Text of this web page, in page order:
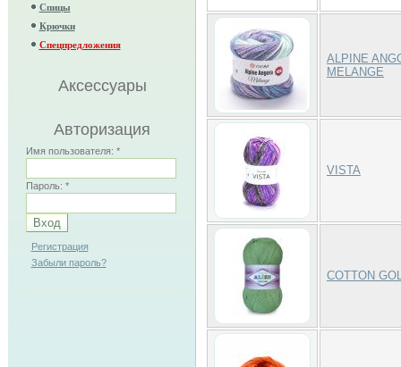
Спицы
Крючки
Спецпредложения
Аксессуары
Авторизация
Имя пользователя: *
Пароль: *
Регистрация
Забыли пароль?
ALPINE
MELANGE
VISTA
COTTON